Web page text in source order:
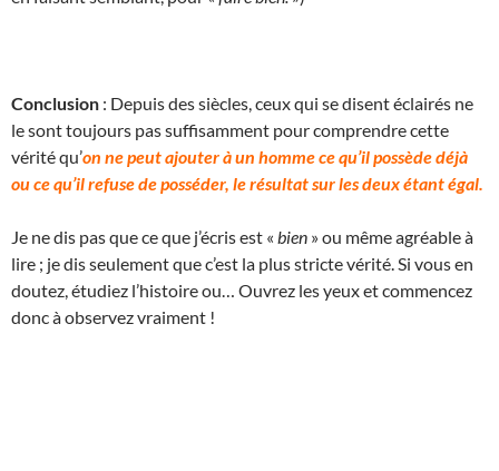
Conclusion : Depuis des siècles, ceux qui se disent éclairés ne
le sont toujours pas suffisamment pour comprendre cette
vérité qu’on ne peut ajouter à un homme ce qu’il possède déjà
ou ce qu’il refuse de posséder, le résultat sur les deux étant égal.
Je ne dis pas que ce que j’écris est « bien » ou même agréable à
lire ; je dis seulement que c’est la plus stricte vérité. Si vous en
doutez, étudiez l’histoire ou… Ouvrez les yeux et commencez
donc à observez vraiment !